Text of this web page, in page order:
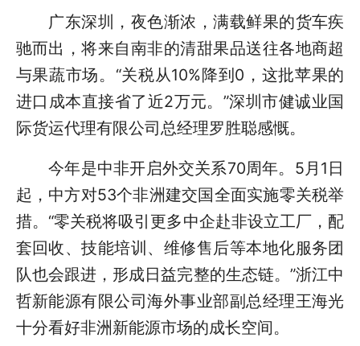
广东深圳，夜色渐浓，满载鲜果的货车疾
驰而出，将来自南非的清甜果品送往各地商超
与果蔬市场。“关税从10%降到0，这批苹果的
进口成本直接省了近2万元。”深圳市健诚业国
际货运代理有限公司总经理罗胜聪感慨。
今年是中非开启外交关系70周年。5月1日
起，中方对53个非洲建交国全面实施零关税举
措。“零关税将吸引更多中企赴非设立工厂，配
套回收、技能培训、维修售后等本地化服务团
队也会跟进，形成日益完整的生态链。”浙江中
哲新能源有限公司海外事业部副总经理王海光
十分看好非洲新能源市场的成长空间。